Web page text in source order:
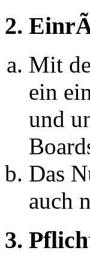
2.
Mit
ein
und
Das
auch
3.